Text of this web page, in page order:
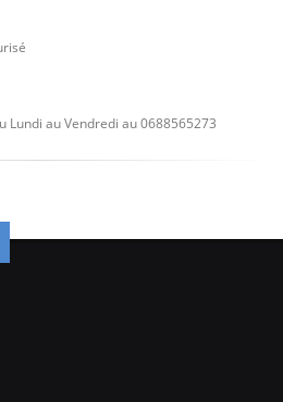
Lundi au Vendredi au 0688565273